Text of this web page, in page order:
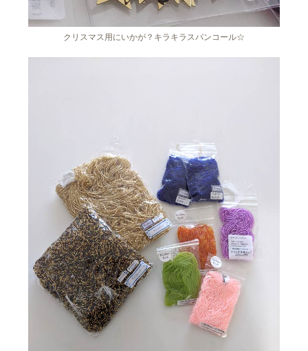
クリスマス用にいかが？キラキラスパンコール☆